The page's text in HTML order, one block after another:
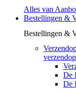
Alles van
Bestellingen &
Bestellingen &
De
De